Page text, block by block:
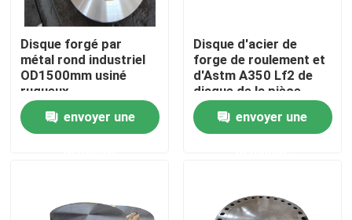
Accueil
Contacts
Disque forgé par
métal rond industriel
OD1500mm usiné
rugueux
envoyer une
Disque d'acier de
forge de roulement et
d'Astm A350 Lf2 de
disque de la pièce
forgéee S32750
envoyer une